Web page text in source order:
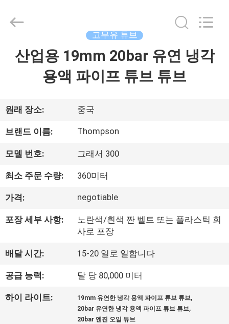
품
회
사
공
견
학
Technology
(Hebei)
Reserved.
고무유 튜브
산업용 19mm 20bar 유연 냉각
용액 파이프 튜브 튜브
원래 장소: 중국
브랜드 이름: Thompson
모델 번호: 그래서 300
최소 주문 수량: 360미터
가격: negotiable
포장 세부 사항:
노란색/흰색 짠 벨트 또는 플라스틱 회
사로 포장
배달 시간: 15-20 일로 일합니다
공급 능력: 달 당 80,000 미터
하이 라이트: 19mm 유연한 냉각 용액 파이프 튜브 튜브,
20bar 유연한 냉각 용액 파이프 튜브 튜브,
20bar 엔진 오일 튜브